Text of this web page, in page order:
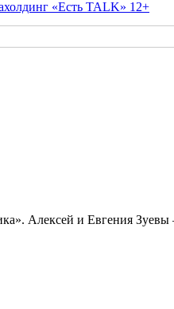
12+
Алексей и Евгения Зуевы